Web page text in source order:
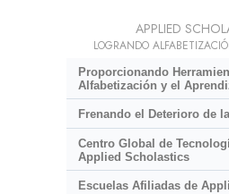
APPLIED
LOGRANDO
Proporcionando
Alfabetización y el
Frenando el Deterioro de
Centro Global de
Applied Scholastics
Escuelas Afiliadas de